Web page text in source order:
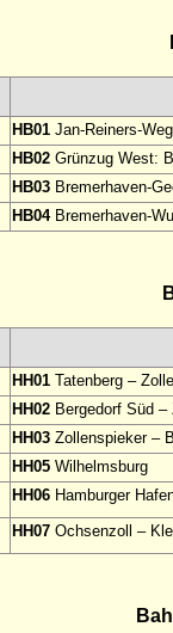
HB01 Jan-Reiners-
HB02 Grünzug West:
HB03 Bremerhaven-
HB04Bremerhaven-
HH01 Tatenberg –
HH02 Bergedorf Süd
HH03 Zollenspieker –
HH05 Wilhelmsburg
HH06 Hamburger
HH07 Ochsenzoll –